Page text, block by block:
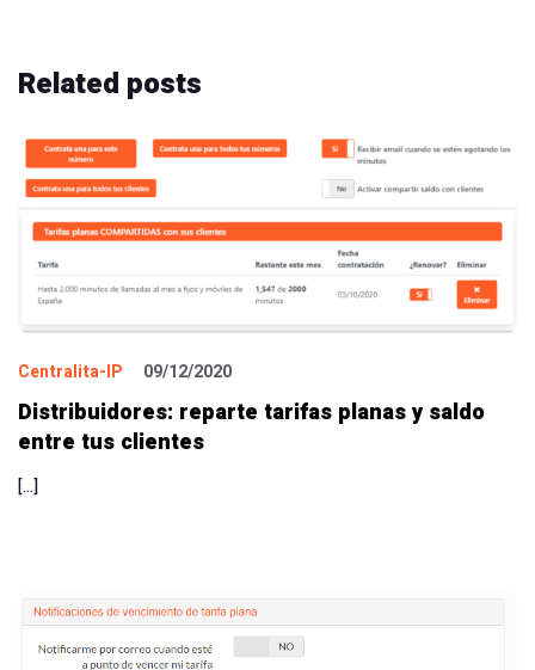
Related posts
Centralita-IP 09/12/2020
Distribuidores: reparte tarifas planas y saldo
entre tus clientes
[…]